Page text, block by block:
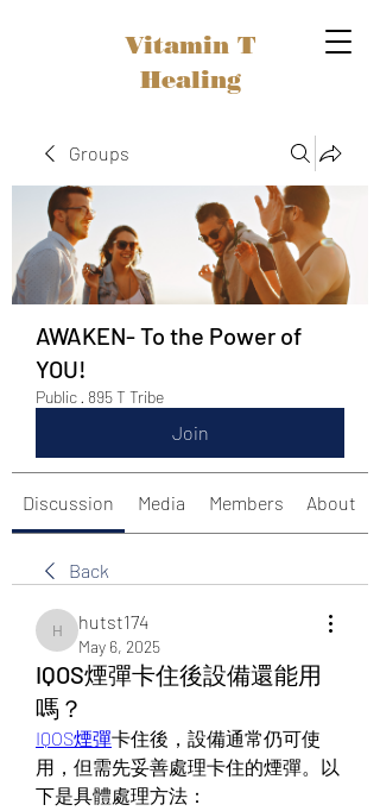
Vitamin T
Healing
Groups
AWAKEN- To the Power of
YOU!
Public · 895 T Tribe
Join
Discussion Media Members About
Back
hutst174
hutst174
May 6, 2025
IQOS煙彈卡住後設備還能用
嗎？
IQOS煙彈卡住後，設備通常仍可使
用，但需先妥善處理卡住的煙彈。以
下是具體處理方法：